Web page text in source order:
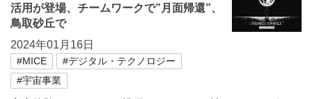
活用が登場、チームワークで”月面帰還”、
鳥取砂丘で
2024年01月16日
#MICE
#デジタル・テクノロジー
#宇宙事業